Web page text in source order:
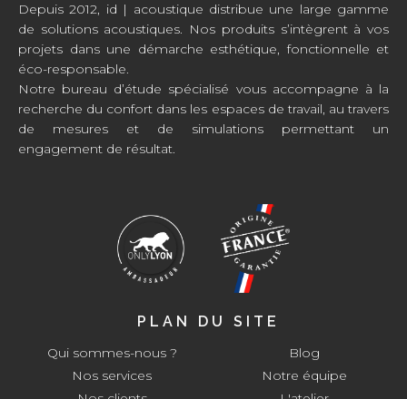
Depuis 2012, id | acoustique distribue une large gamme
de solutions acoustiques. Nos produits s’intègrent à vos
projets dans une démarche esthétique, fonctionnelle et
éco-responsable.
Notre bureau d’étude spécialisé vous accompagne à la
recherche du confort dans les espaces de travail, au travers
de mesures et de simulations permettant un
engagement de résultat.
PLAN DU SITE
Qui sommes-nous ?
Nos services
Blog
Notre équipe